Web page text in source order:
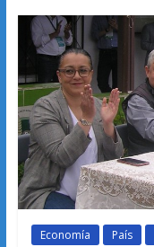
Economía País